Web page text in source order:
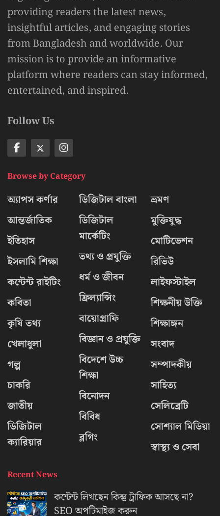
providing readers the latest news,
insightful articles, and engaging stories
from Bangladesh and worldwide. Our
mission is to provide an informative
platform where readers can stay informed,
entertained, and inspired.
Follow Us
Browse by Category
অ্যাপস কর্ণার
আন্তর্জাতিক
ইতিহাস
ইসলামি শিক্ষা
কন্টেন্ট রাইটিং
কবিতা
কৃষি তথ্য
খেলাধুলা
গল্প
চাকরি
জাতীয়
ডিজিটাল
ক্যারিয়ার
ডিজিটাল বাংলা
ডিজিটাল
মার্কেটিং
তথ্য ও প্রযুক্তি
ধর্ম ও জীবন
ফ্রিল্যান্সিং
বায়োগ্রাফি
বিজ্ঞান ও প্রযুক্তি
বিদেশে উচ্চ
শিক্ষা
বিনোদন
বিবিধ
ব্লগিং
ভ্রমণ
মুক্তিযুদ্ধ
মোটিভেশন
রিভিউ
লাইফস্টাইল
শিক্ষনীয় উক্তি
শিক্ষাঙ্গন
সংবাদ
সম্পাদকীয়
সাহিত্য
সেলিব্রেটি
সোশ্যাল মিডিয়া
স্বাস্থ্য ও সেবা
Recent News
কন্টেন্ট লিখছেন কিন্তু ট্রাফিক আসছে না?
‍SEO অপটিমাইজ করুন